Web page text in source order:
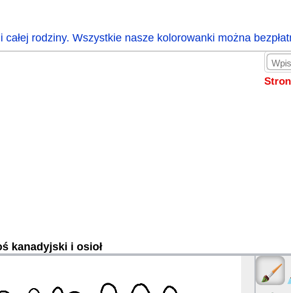
rodziny. Wszystkie nasze kolorowanki można
kanadyjski i osioł